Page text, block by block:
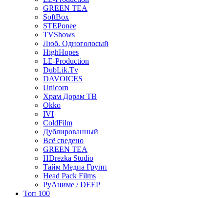
GREEN TEA
SoftBox
STEPonee
TVShows
Люб. Одноголосый
HighHopes
LE-Production
DubLik.Tv
DAVOICES
Unicorn
Храм Дорам ТВ
Okko
IVI
ColdFilm
Дублированный
Всё сведено
GREEN TEA
HDrezka Studio
Тайм Медиа Групп
Head Pack Films
РуАниме / DEEP
Топ 100